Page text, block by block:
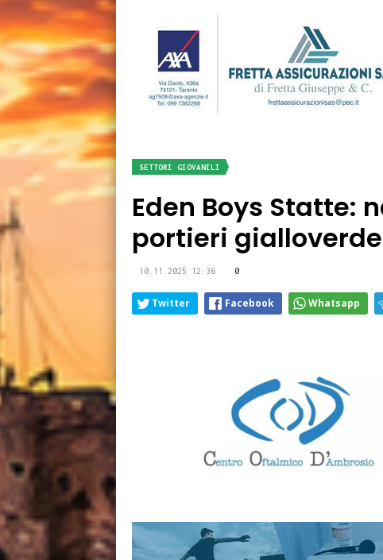
SETTORI GIOVANILI
Eden Boys Statte:
portieri gialloverde
10.11.2025 12:36 0
Twitter Facebook Whatsapp